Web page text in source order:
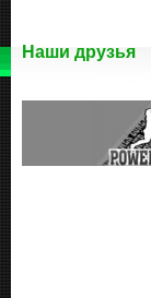
Наши друзья